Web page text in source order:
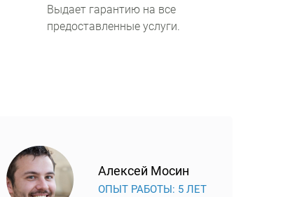
Выдает гарантию на все
предоставленные услуги.
Алексей Мосин
ОПЫТ РАБОТЫ: 5 ЛЕТ